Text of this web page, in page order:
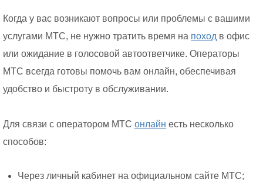
Когда у вас возникают вопросы или проблемы с вашими
услугами МТС, не нужно тратить время на поход в офис
или ожидание в голосовой автоответчике. Операторы
МТС всегда готовы помочь вам онлайн, обеспечивая
удобство и быстроту в обслуживании.
Для связи с оператором МТС онлайн есть несколько
способов:
Через личный кабинет на официальном сайте МТС;